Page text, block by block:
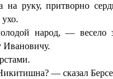
на руку, притворно
народ, — весело
Ивановичу.
— сказал